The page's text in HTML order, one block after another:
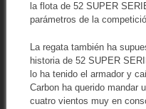
la flota de 52 SUPER
parámetros de la
La regata también ha
historia de 52 SUPER
lo ha tenido el armador y
Carbon ha querido mandar
cuatro vientos muy en